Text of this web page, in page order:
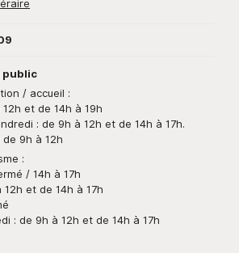
public
/ accueil :
et de 14h à 19h
: de 9h à 12h et de 14h à 17h.
9h à 12h
:
/ 14h à 17h
et de 14h à 17h
: de 9h à 12h et de 14h à 17h